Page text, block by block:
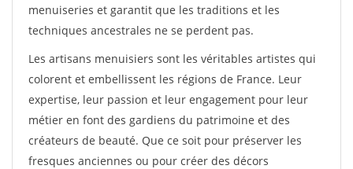
menuiseries et garantit que les traditions et les
techniques ancestrales ne se perdent pas.
Les artisans menuisiers sont les véritables artistes qui
colorent et embellissent les régions de France. Leur
expertise, leur passion et leur engagement pour leur
métier en font des gardiens du patrimoine et des
créateurs de beauté. Que ce soit pour préserver les
fresques anciennes ou pour créer des décors